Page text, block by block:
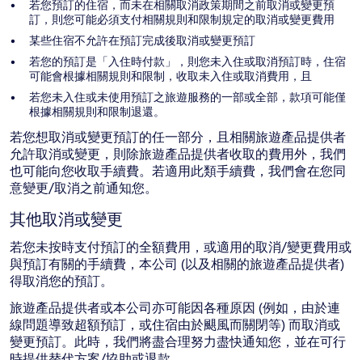
若您預訂的住宿，而未在相關取消政策期間之前取消或變更預
訂，則您可能必須支付相關規則和限制規定的取消或變更費用
某些住宿不允許在預訂完成後取消或變更預訂
若您的預訂是「入住時付款」，則您未入住或取消預訂時，住宿
可能會根據相關規則和限制，收取未入住或取消費用，且
若您未入住或未使用預訂之旅遊服務的一部或全部，款項可能僅
根據相關規則和限制退還。
若您想取消或變更預訂的任一部分，且相關旅遊產品提供者
允許取消或變更，則除旅遊產品提供者收取的費用外，我們
也可能向您收取手續費。若適用此類手續費，我們會在您同
意變更/取消之前通知您。
其他取消或變更
若您未按時支付預訂的全額費用，或適用的取消/變更費用或
與預訂有關的手續費，本公司 (以及相關的旅遊產品提供者)
得取消您的預訂。
旅遊產品提供者或本公司亦可能因各種原因 (例如，由於連
線問題導致超額預訂，或住宿由於颶風而關閉等) 而取消或
變更預訂。此時，我們將盡合理努力盡快通知您，並在可行